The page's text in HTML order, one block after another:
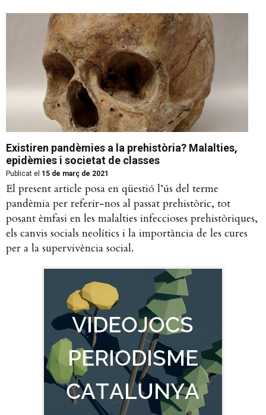
Existiren pandèmies a la prehistòria? Malalties,
epidèmies i societat de classes
Publicat el 15 de març de 2021
El present article posa en qüestió l’ús del terme
pandèmia per referir-nos al passat prehistòric, tot
posant èmfasi en les malalties infeccioses prehistòriques,
els canvis socials neolítics i la importància de les cures
per a la supervivència social.